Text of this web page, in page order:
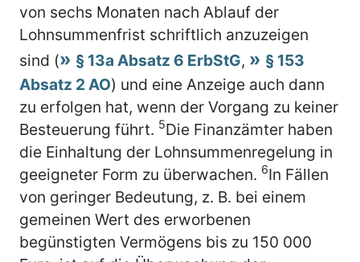
von sechs Monaten nach Ablauf der
Lohnsummenfrist schriftlich anzuzeigen
sind (
§ 13a Absatz 6 ErbStG,
§ 153
Absatz 2 AO) und eine Anzeige auch dann
zu erfolgen hat, wenn der Vorgang zu keiner
Besteuerung führt. 5Die Finanzämter haben
die Einhaltung der Lohnsummenregelung in
geeigneter Form zu überwachen. 6In Fällen
von geringer Bedeutung, z. B. bei einem
gemeinen Wert des erworbenen
begünstigten Vermögens bis zu 150 000